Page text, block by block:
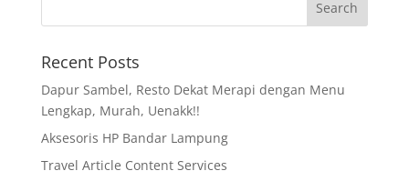
Recent Posts
Dapur Sambel, Resto Dekat Merapi dengan Menu
Lengkap, Murah, Uenakk!!
Aksesoris HP Bandar Lampung
Travel Article Content Services